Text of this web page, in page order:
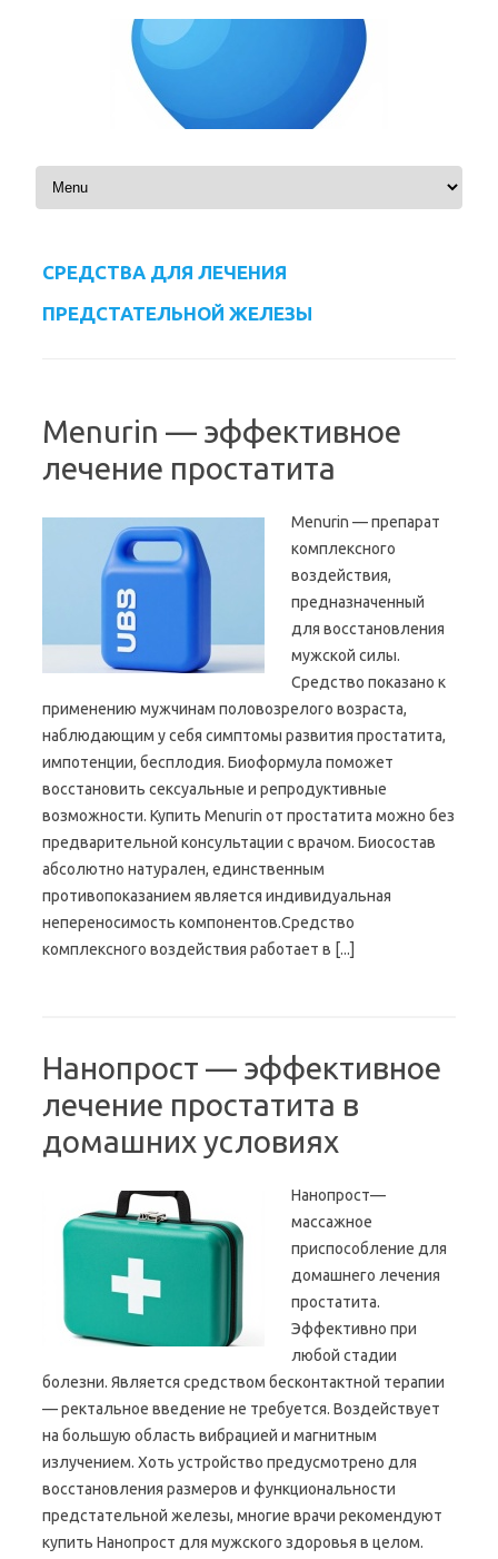
Skip to content
СРЕДСТВА ДЛЯ ЛЕЧЕНИЯ
ПРЕДСТАТЕЛЬНОЙ ЖЕЛЕЗЫ
Menurin — эффективное
лечение простатита
Menurin — препарат
комплексного
воздействия,
предназначенный
для восстановления
мужской силы.
Средство показано к
применению мужчинам половозрелого возраста,
наблюдающим у себя симптомы развития простатита,
импотенции, бесплодия. Биоформула поможет
восстановить сексуальные и репродуктивные
возможности. Купить Menurin от простатита можно без
предварительной консультации с врачом. Биосостав
абсолютно натурален, единственным
противопоказанием является индивидуальная
непереносимость компонентов.Средство
комплексного воздействия работает в [...]
Нанопрост — эффективное
лечение простатита в
домашних условиях
Нанопрост—
массажное
приспособление для
домашнего лечения
простатита.
Эффективно при
любой стадии
болезни. Является средством бесконтактной терапии
— ректальное введение не требуется. Воздействует
на большую область вибрацией и магнитным
излучением. Хоть устройство предусмотрено для
восстановления размеров и функциональности
предстательной железы, многие врачи рекомендуют
купить Нанопрост для мужского здоровья в целом.